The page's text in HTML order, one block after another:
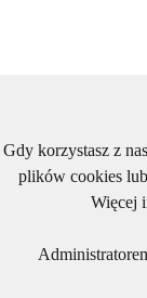
Gdy korzystasz z
plików cookies
Więcej